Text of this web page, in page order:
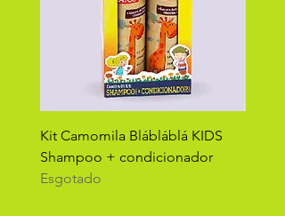
Kit Camomila Blábláblá KIDS
Shampoo + condicionador
Esgotado